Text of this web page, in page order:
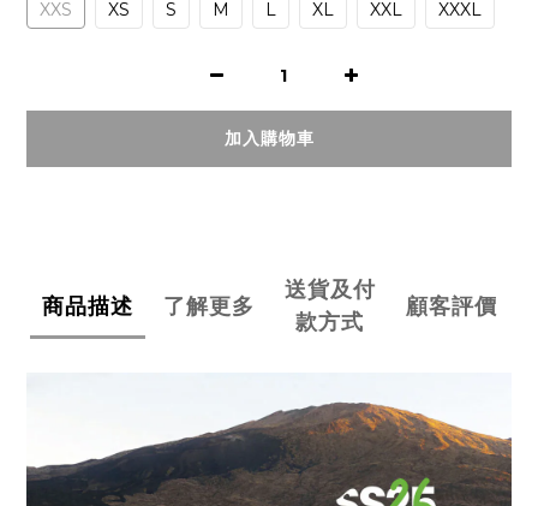
XXS XS S M L XL XXL XXXL
加入購物車
商品描述 了解更多
送貨及付
款方式
顧客評價